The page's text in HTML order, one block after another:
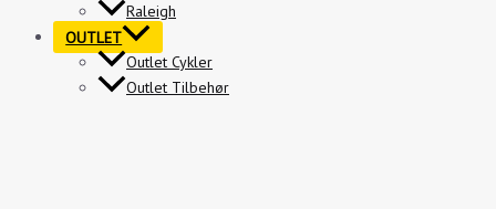
Raleigh
OUTLET
Outlet Cykler
Outlet Tilbehør